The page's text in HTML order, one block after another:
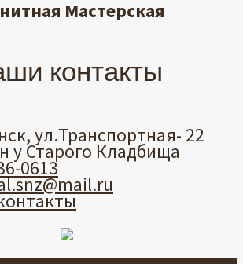
Мастерская
контакты
ул.Транспортная- 22
у Старого Кладбища
0613